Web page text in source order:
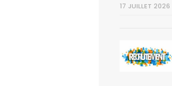
17 JUILLET 2026